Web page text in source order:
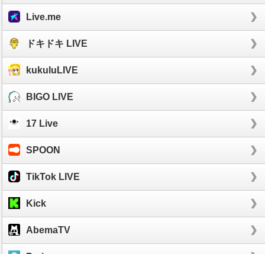
Live.me
ドキドキ LIVE
kukuluLIVE
BIGO LIVE
17 Live
SPOON
TikTok LIVE
Kick
AbemaTV